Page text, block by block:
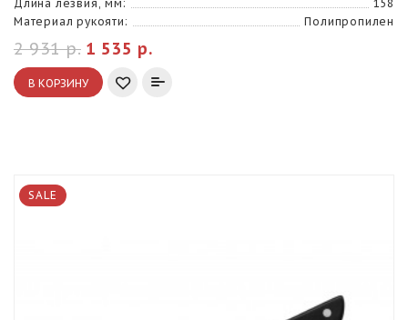
Длина лезвия, мм:
158
Материал рукояти:
Полипропилен
1 535 р.
2 931 р.
В КОРЗИНУ
SALE